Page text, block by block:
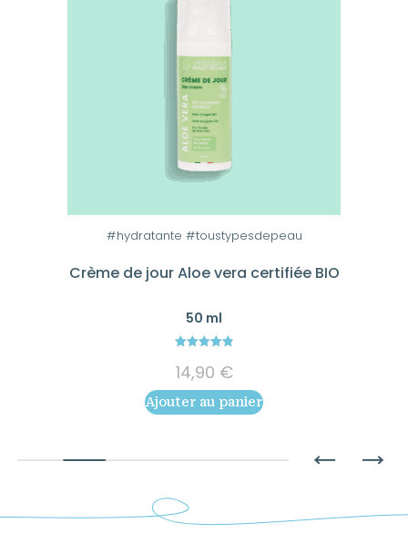
#hydratante #toustypesdepeau
Crème de jour Aloe vera certifiée BIO
50 ml
out of 5
14,90 €
Ajouter au panier